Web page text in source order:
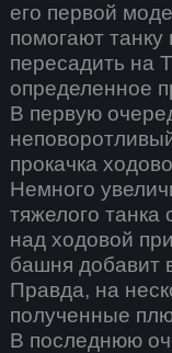
его первой
помогают
пересадить на
определенное
В первую
прокачка
Немного
тяжелого
над ходовой
башня добавит
Правда, на
полученные
В последнюю